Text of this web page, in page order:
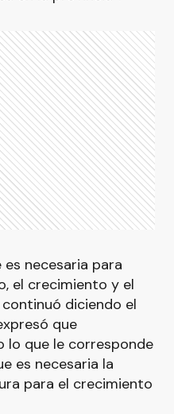
necesaria para
el crecimiento y el
diciendo el
que
lo que le corresponde
es necesaria la
para el crecimiento